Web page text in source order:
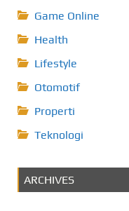
Game Online
Health
Lifestyle
Otomotif
Properti
Teknologi
ARCHIVES